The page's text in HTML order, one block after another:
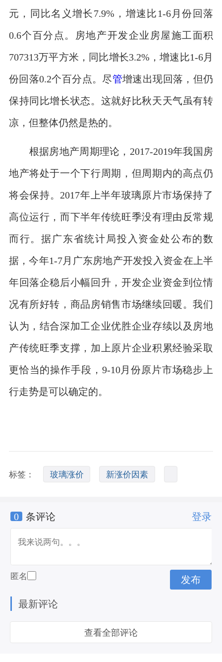
元，同比名义增长7.9%，增速比1-6月份回落
0.6个百分点。房地产开发企业房屋施工面积
707313万平方米，同比增长3.2%，增速比1-6月
份回落0.2个百分点。尽管增速出现回落，但仍
保持同比增长状态。这就好比秋天天气虽有转
凉，但整体仍然是热的。
根据房地产周期理论，2017-2019年我国房
地产将处于一个下行周期，但周期内的高点仍
将会保持。2017年上半年玻璃原片市场保持了
高位运行，而下半年传统旺季没有理由反常规
而行。据广东省统计局投入资金处公布的数
据，今年1-7月广东房地产开发投入资金在上半
年回落企稳后小幅回升，开发企业资金到位情
况有所好转，商品房销售市场继续回暖。我们
认为，结合深加工企业优胜企业存续以及房地
产传统旺季支撑，加上原片企业积累经验采取
更恰当的操作手段，9-10月份原片市场稳步上
行走势是可以确定的。
标签： 玻璃涨价 新涨价因素
0 条评论 登录
匿名
最新评论
查看全部评论